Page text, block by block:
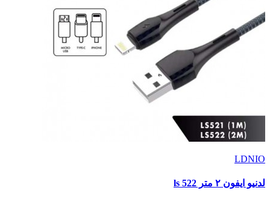
LDNIO
لدنيو ايفون ٢ متر ls 522